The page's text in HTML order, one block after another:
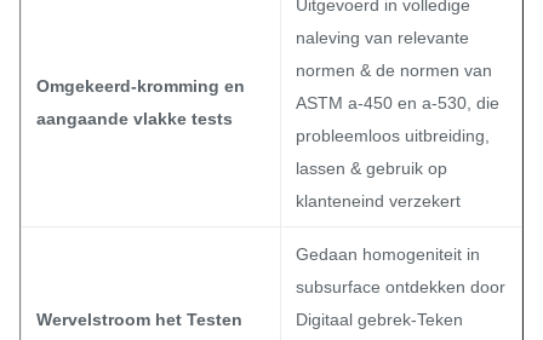
Omgekeerd-kromming en
aangaande vlakke tests
Uitgevoerd in volledige
naleving van relevante
normen & de normen van
ASTM a-450 en a-530, die
probleemloos uitbreiding,
lassen & gebruik op
klanteneind verzekert
Wervelstroom het Testen
Gedaan homogeniteit in
subsurface ontdekken door
Digitaal gebrek-Teken